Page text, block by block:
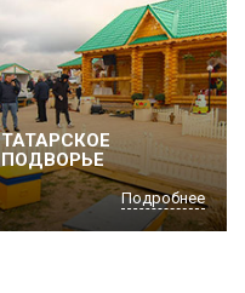
ТАТАРСКОЕ
ПОДВОРЬЕ
Подробнее